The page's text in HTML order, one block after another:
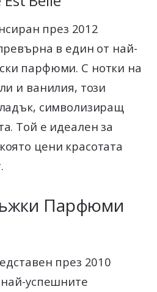
през 2012
в един от най-
парфюми. С нотки на
и ванилия, този
символизиращ
Той е идеален за
цени красотата
Парфюми
през 2010
успешните